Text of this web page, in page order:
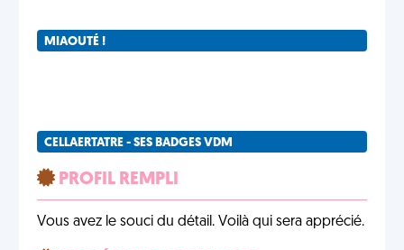
MIAOUTÉ !
CELLAERTATRE - SES BADGES VDM
PROFIL REMPLI
Vous avez le souci du détail. Voilà qui sera apprécié.